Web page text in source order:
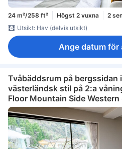
24 m²/258 ft² Högst 2 vuxna
2
Utsikt: Hav (delvis utsikt)
Ange datum för
Tvåbäddsrum på bergssidan i
västerländsk stil på 2:a
Floor Mountain Side Western
Room)